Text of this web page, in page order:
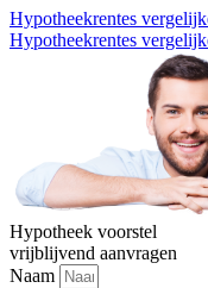
Hypotheekrentes
Hypotheekrentes
Hypotheek voorstel
vrijblijvend aanvragen
Naam